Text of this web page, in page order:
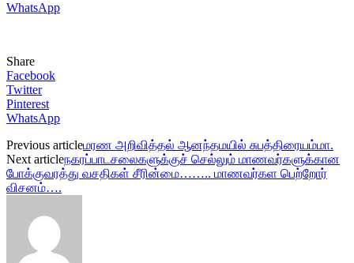
WhatsApp
Share
Facebook
Twitter
Pinterest
WhatsApp
Previous articleமரண அறிவித்தல் ஆனந்தமயில் சுபத்திரையம்மா.
Next articleநகரப்பாடசலைகளுக்குச் செல்லும் மாணவர்களுக்கான
போக்குவரத்து வசதிகள் சீரின்மை…….. மாணவர்கள பெற்றோர்
விசனம்….